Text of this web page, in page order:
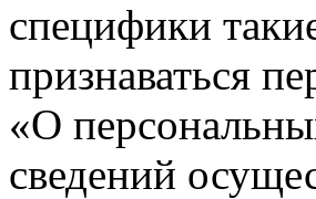
специфики
признаваться
«О
сведений